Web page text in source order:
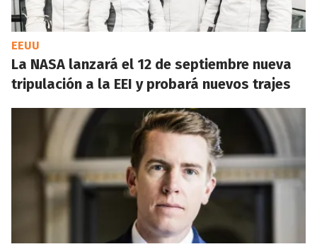
EEUU
La NASA lanzará el 12 de septiembre nueva
tripulación a la EEI y probará nuevos trajes